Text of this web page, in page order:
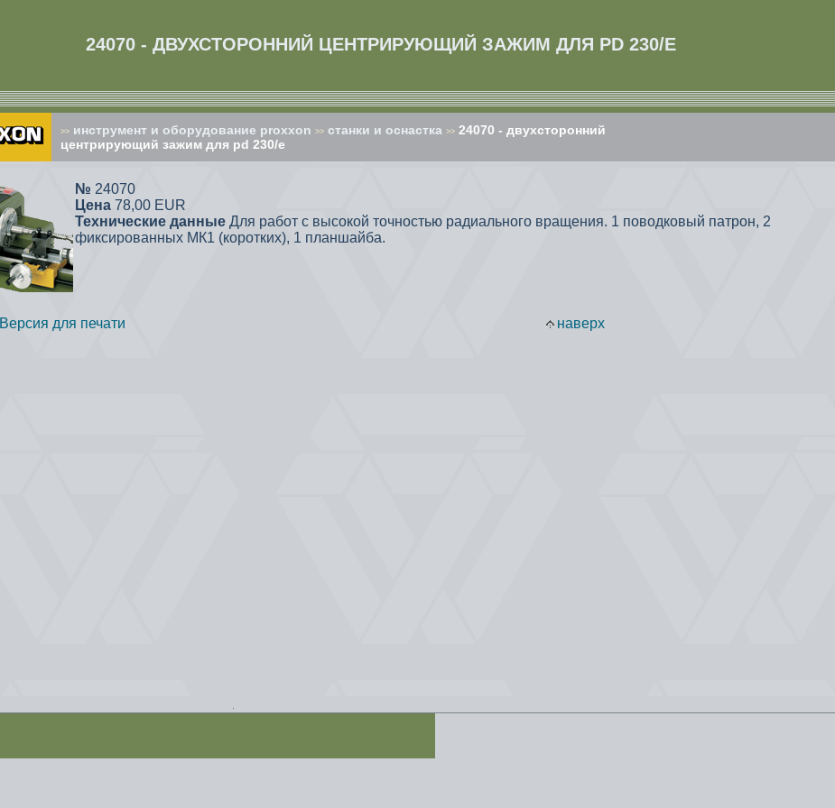
24070 - ДВУХСТОРОННИЙ ЦЕНТРИРУЮЩИЙ ЗАЖИМ ДЛЯ PD 230/E
>> инструмент и оборудование proxxon >> cтанки и оснастка >> 24070 - двухсторонний
центрирующий зажим для pd 230/e
№ 24070
Цена 78,00 EUR
Технические данные Для работ с высокой точностью радиального вращения. 1 поводковый патрон, 2
фиксированных МК1 (коротких), 1 планшайба.
Версия для печати наверх